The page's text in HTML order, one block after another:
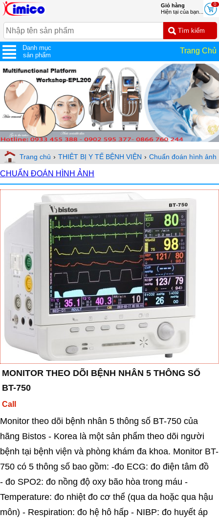
0
Giỏ hàng
Hiện tại của bạn...
Danh mục
sản phẩm
Trang Chủ
Trang chủ › THIÊT BỊ Y TẾ BỆNH VIỆN › Chuẩn đoán hình ảnh
CHUẨN ĐOÁN HÌNH ẢNH
MONITOR THEO DÕI BỆNH NHÂN 5 THÔNG SỐ
BT-750
Call
Monitor theo dõi bệnh nhân 5 thông số BT-750 của
hãng Bistos - Korea là một sản phẩm theo dõi người
bệnh tại bệnh viện và phòng khám đa khoa. Monitor BT-
750 có 5 thông số bao gồm: -đo ECG: đo điện tâm đồ
- đo SPO2: đo nồng độ oxy bão hòa trong máu -
Temperature: đo nhiệt đo cơ thể (qua da hoặc qua hậu
môn) - Respiration: đo hệ hô hấp - NIBP: đo huyết áp